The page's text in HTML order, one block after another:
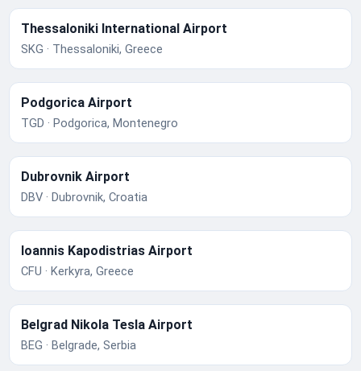
Thessaloniki International Airport
SKG · Thessaloniki, Greece
Podgorica Airport
TGD · Podgorica, Montenegro
Dubrovnik Airport
DBV · Dubrovnik, Croatia
Ioannis Kapodistrias Airport
CFU · Kerkyra, Greece
Belgrad Nikola Tesla Airport
BEG · Belgrade, Serbia